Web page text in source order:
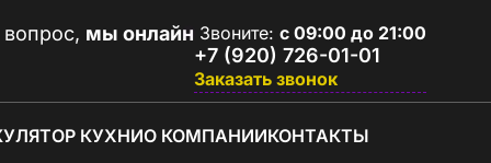
вопрос, мы онлайн Звоните: с 09:00 до 21:00
+7 (920) 726-01-01
Заказать звонок
КУХНИО КОМПАНИИКОНТАКТЫ